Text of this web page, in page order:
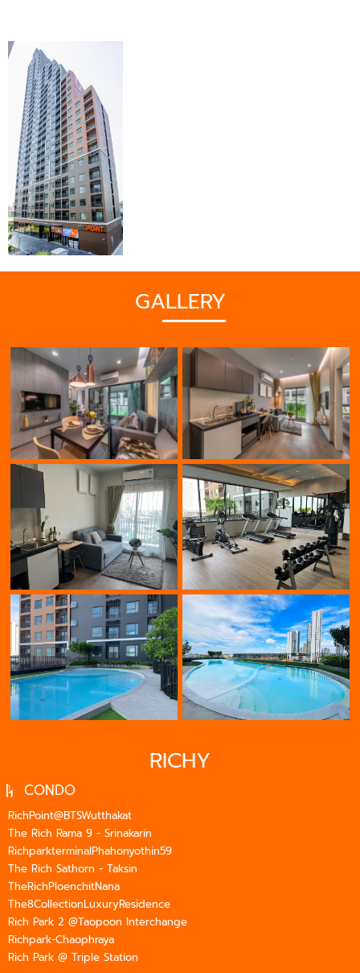
GALLERY
RICHY
CONDO
RichPoint@BTSWutthakat
The Rich Rama 9 - Srinakarin
RichparkterminalPhahonyothin59
The Rich Sathorn - Taksin
TheRichPloenchitNana
The8CollectionLuxuryResidence
Rich Park 2 @Taopoon Interchange
Richpark-Chaophraya
Rich Park @ Triple Station